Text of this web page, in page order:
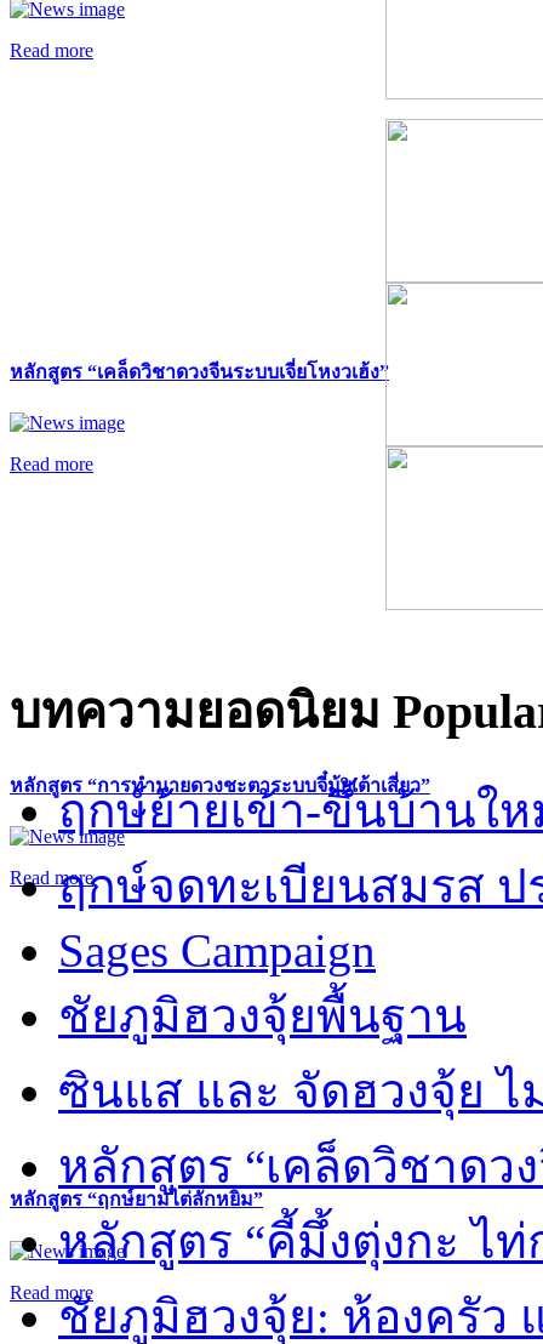
Read more
หลักสูตร “เคล็ดวิชาดวงจีนระบบเจี่ยโหงวเฮ้ง”
Read more
หลักสูตร “การทำนายดวงชะตาระบบจี๋มุ้ยเต้าเสี่ยว”
Read more
หลักสูตร “ฤกษ์ยามไต่ลักหยิ่ม”
Read more
บทความยอดนิยม
ฤกษ์ย้ายเข้า-ขึ้นบ้านให
ฤกษ์จดทะเบียนสมรส ป
Sages Campaign
ชัยภูมิฮวงจุ้ยพื้นฐาน
ซินแส และ จัดฮวงจุ้ย ไ
หลักสูตร “เคล็ดวิชาดว
หลักสูตร “คี้มึ้งตุ่งกะ ไ
ชัยภูมิฮวงจุ้ย: ห้องครัว